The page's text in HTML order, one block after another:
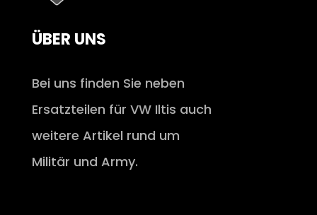
ÜBER UNS
Bei uns finden Sie neben
Ersatzteilen für VW Iltis auch
weitere Artikel rund um
Militär und Army.